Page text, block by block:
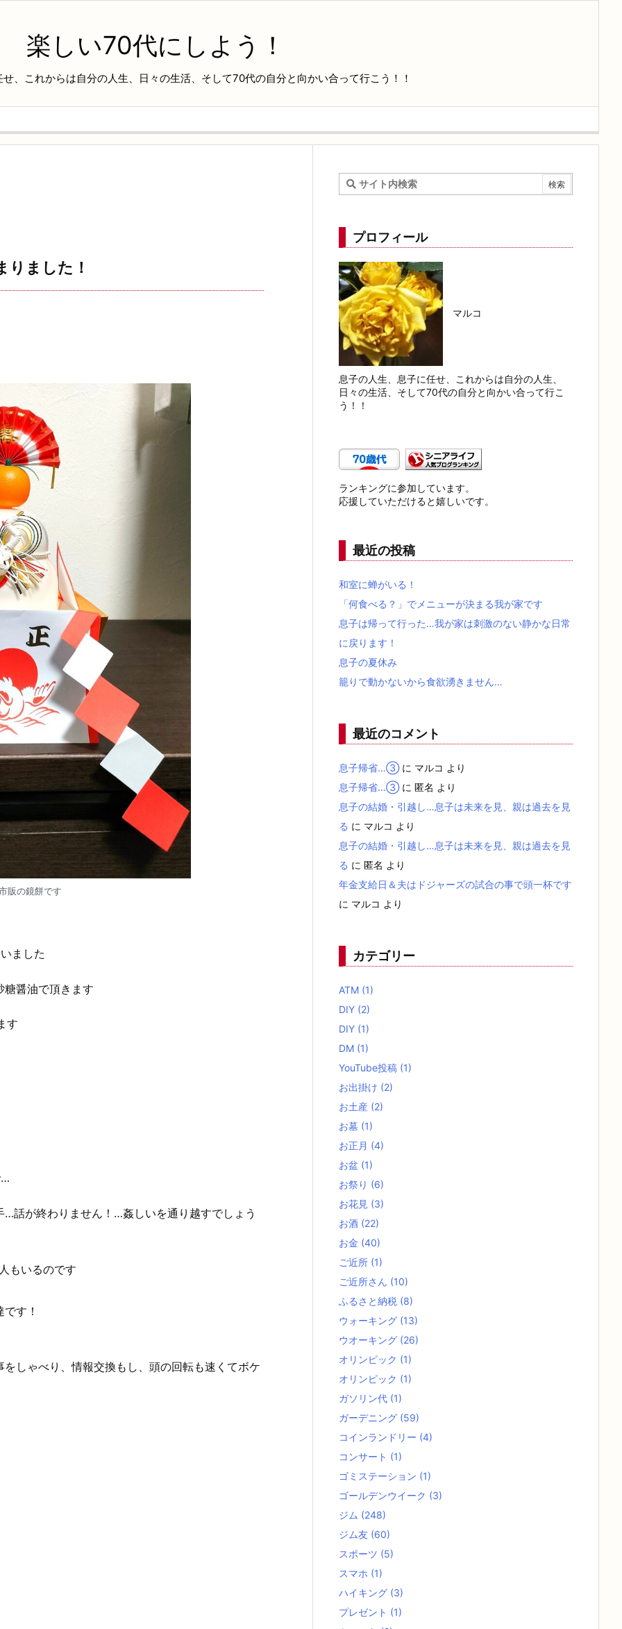
楽しい70代にしよう！
、これからは自分の人生、日々の生活、そして70代の自分と向かい合って行こう！！
りました！
販の鏡餅です
ました
糖醤油で頂きます
す
…
話が終わりません！…姦しいを通り越すでしょう
もいるのです
す！
しゃべり、情報交換もし、頭の回転も速くてボケ
プロフィール
マルコ
息子の人生、息子に任せ、これからは自分の人生、
日々の生活、そして70代の自分と向かい合って行こ
う！！
ランキングに参加しています。
応援していただけると嬉しいです。
最近の投稿
和室に蝉がいる！
「何食べる？」でメニューが決まる我が家です
息子は帰って行った…我が家は刺激のない静かな日常
に戻ります！
息子の夏休み
籠りで動かないから食欲湧きません…
最近のコメント
息子帰省…③に マルコ より
息子帰省…③に 匿名 より
息子の結婚・引越し…息子は未来を見、親は過去を見
る に マルコ より
息子の結婚・引越し…息子は未来を見、親は過去を見
る に 匿名 より
年金支給日＆夫はドジャーズの試合の事で頭一杯です
に マルコ より
カテゴリー
ATM (1)
DIY (2)
DIY (1)
DM (1)
YouTube投稿 (1)
お出掛け (2)
お土産 (2)
お墓 (1)
お正月 (4)
お盆 (1)
お祭り (6)
お花見 (3)
お酒 (22)
お金 (40)
ご近所 (1)
ご近所さん (10)
ふるさと納税 (8)
ウォーキング (13)
ウオーキング (26)
オリンピック (1)
オリンピック (1)
ガソリン代 (1)
ガーデニング (59)
コインランドリー (4)
コンサート (1)
ゴミステーション (1)
ゴールデンウイーク (3)
ジム (248)
ジム友 (60)
スポーツ (5)
スマホ (1)
ハイキング (3)
プレゼント (1)